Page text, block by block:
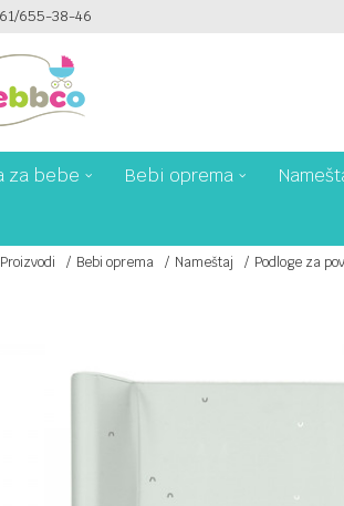
655-38-46
PLAĆANJE PLATNIM KARTICAMA NA 6 RATA!
za bebe Bebi oprema
Proizvodi Bebi oprema Nameštaj Podloge za